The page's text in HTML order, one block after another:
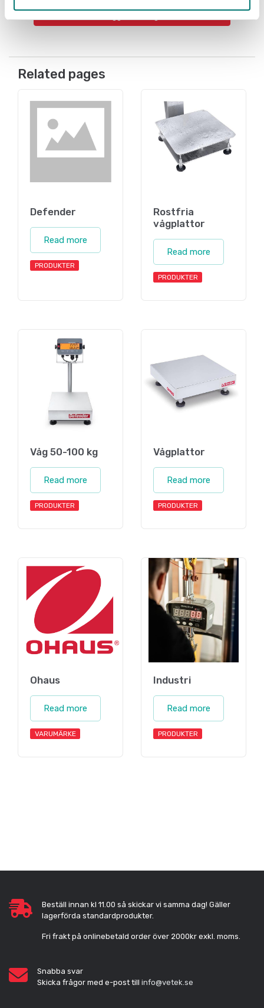
Related pages
Defender
Read more
PRODUKTER
Rostfria
vågplattor
Read more
PRODUKTER
Våg 50-100 kg
Read more
PRODUKTER
Vågplattor
Read more
PRODUKTER
Ohaus
Read more
VARUMÄRKE
Industri
Read more
PRODUKTER
Beställ innan kl 11.00 så skickar vi samma dag! Gäller
lagerförda standardprodukter.
Fri frakt på onlinebetald order över 2000kr exkl. moms.
Snabba svar
Skicka frågor med e-post till info@vetek.se